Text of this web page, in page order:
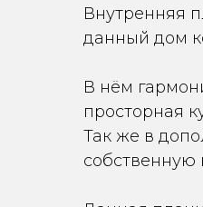
Внутренняя
данный дом
В нём
просторная
Так же в
собственную